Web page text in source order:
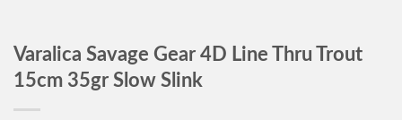
Varalica Savage Gear 4D Line Thru Trout
15cm 35gr Slow Slink